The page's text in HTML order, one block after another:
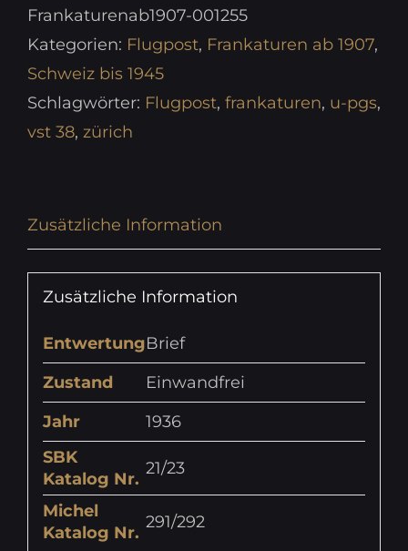
Frankaturenab1907-001255
Kategorien: Flugpost, Frankaturen ab 1907,
Schweiz bis 1945
Schlagwörter: Flugpost, frankaturen, u-pgs,
vst 38, zürich
Zusätzliche Information
Zusätzliche Information
EntwertungBrief
Zustand
Einwandfrei
Jahr
1936
SBK
Katalog Nr.
21/23
Michel
Katalog Nr.
291/292